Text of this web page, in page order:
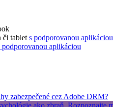
či tablet s podporovanou aplikáciou
podporovanou aplikáciou
zabezpečené cez Adobe DRM?